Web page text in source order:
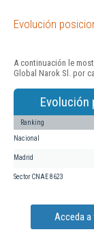
Evolución
A continuación le
Global Narok Sl. por
Evolución
Ranking
Nacional
Madrid
Sector CNAE 8623
Acceda a